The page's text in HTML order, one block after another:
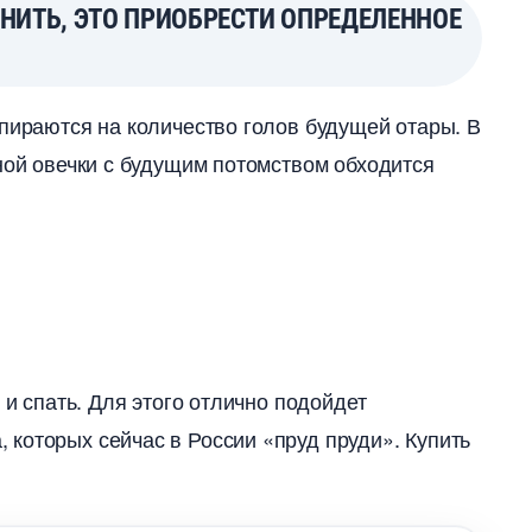
ЭТО ПРИОБРЕСТИ ОПРЕДЕЛЕННОЕ
на количество голов будущей отары.
овечки с будущим потомством обходится
спать. Для этого отлично подойдет
сейчас в России «пруд пруди». Купить